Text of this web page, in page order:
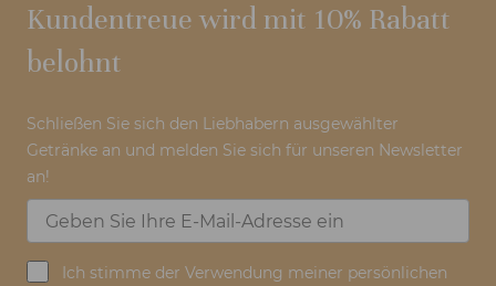
Kundentreue wird mit 10% Rabatt
belohnt
Schließen Sie sich den Liebhabern ausgewählter
Getränke an und melden Sie sich für unseren Newsletter
an!
Ich stimme der Verwendung meiner persönlichen